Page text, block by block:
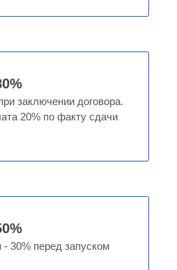
заключении договора.
20% по факту сдачи
30% перед запуском